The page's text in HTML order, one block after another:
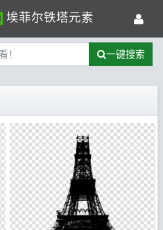
埃菲尔铁塔元素
一键搜索